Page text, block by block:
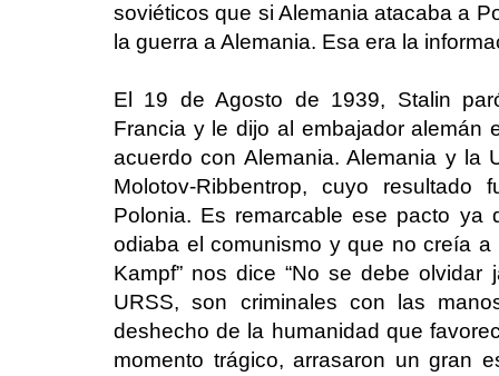
soviéticos que si Alemania atacaba a
la guerra a Alemania. Esa era la
El 19 de Agosto de 1939, Stalin
Francia y le dijo al embajador alemán
acuerdo con Alemania. Alemania y la
Molotov-Ribbentrop, cuyo
Polonia. Es remarcable ese pacto ya
odiaba el comunismo y que no creía
Kampf” nos dice “No se debe
URSS, son criminales con las
deshecho de la humanidad que
momento trágico, arrasaron un gran